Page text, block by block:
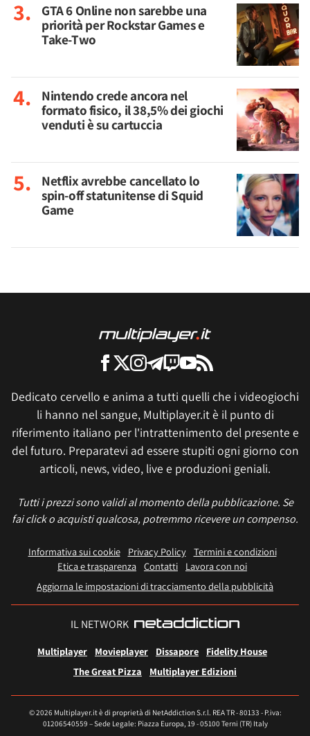
GTA 6 Online non sarebbe una
priorità per Rockstar Games e
Take-Two
Nintendo crede ancora nel
formato fisico, il 38,5% dei giochi
venduti è su cartuccia
Netflix avrebbe cancellato lo
spin-off statunitense di Squid
Game
Dedicato cervello e anima a tutti quelli che i videogiochi
li hanno nel sangue, Multiplayer.it è il punto di
riferimento italiano per l'intrattenimento del presente e
del futuro. Preparatevi ad essere stupiti ogni giorno con
articoli, news, video, live e produzioni geniali.
Tutti i prezzi sono validi al momento della pubblicazione. Se
fai click o acquisti qualcosa, potremmo ricevere un compenso.
Informativa sui cookie Privacy Policy
Termini e condizioni
Etica e trasparenza Contatti
Lavora con noi
Aggiorna le impostazioni di tracciamento della pubblicità
IL NETWORK
Multiplayer Movieplayer Dissapore
Fidelity House
The Great Pizza
Multiplayer Edizioni
© 2026 Multiplayer.it è di proprietà di NetAddiction S.r.l. REA TR - 80133 - P.iva:
01206540559 – Sede Legale: Piazza Europa, 19 - 05100 Terni (TR) Italy